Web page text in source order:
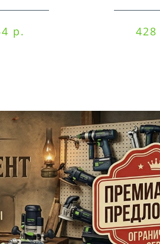
р.